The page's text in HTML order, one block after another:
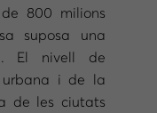
800 milions
suposa una
El nivell de
i de la
de les ciutats